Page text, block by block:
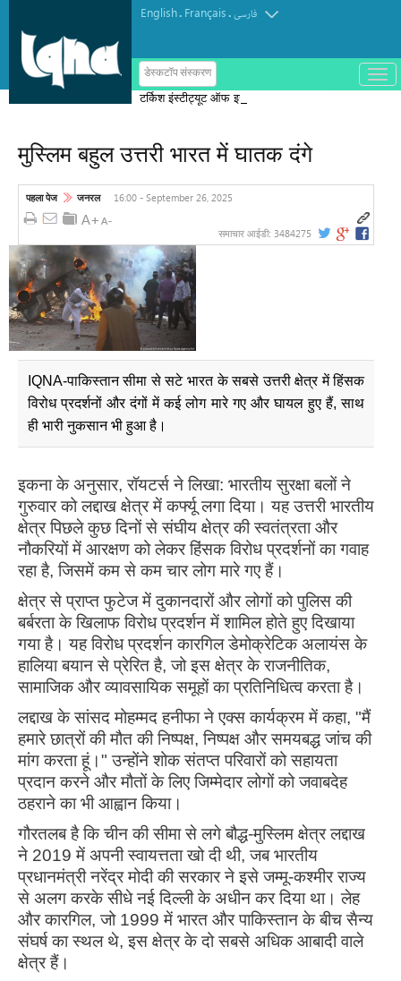
English. Français.فارسی
डेस्कटॉप संस्करण
ب
ا
टर्किश इंस्टीट्यूट ऑफ इस्लामिक थॉट का
मुस्लिम बहुल उत्तरी भारत में घातक दंगे
पहला पेज जनरल 16:00 - September 26, 2025
समाचार आईडी: 3484275
IQNA-पाकिस्तान सीमा से सटे भारत के सबसे उत्तरी क्षेत्र में हिंसक
विरोध प्रदर्शनों और दंगों में कई लोग मारे गए और घायल हुए हैं, साथ
ही भारी नुकसान भी हुआ है।
इकना के अनुसार, रॉयटर्स ने लिखा: भारतीय सुरक्षा बलों ने
गुरुवार को लद्दाख क्षेत्र में कर्फ्यू लगा दिया। यह उत्तरी भारतीय
क्षेत्र पिछले कुछ दिनों से संघीय क्षेत्र की स्वतंत्रता और
नौकरियों में आरक्षण को लेकर हिंसक विरोध प्रदर्शनों का गवाह
रहा है, जिसमें कम से कम चार लोग मारे गए हैं।
क्षेत्र से प्राप्त फुटेज में दुकानदारों और लोगों को पुलिस की
बर्बरता के खिलाफ विरोध प्रदर्शन में शामिल होते हुए दिखाया
गया है। यह विरोध प्रदर्शन कारगिल डेमोक्रेटिक अलायंस के
हालिया बयान से प्रेरित है, जो इस क्षेत्र के राजनीतिक,
सामाजिक और व्यावसायिक समूहों का प्रतिनिधित्व करता है।
लद्दाख के सांसद मोहम्मद हनीफा ने एक्स कार्यक्रम में कहा, "मैं
हमारे छात्रों की मौत की निष्पक्ष, निष्पक्ष और समयबद्ध जांच की
मांग करता हूं।" उन्होंने शोक संतप्त परिवारों को सहायता
प्रदान करने और मौतों के लिए जिम्मेदार लोगों को जवाबदेह
ठहराने का भी आह्वान किया।
गौरतलब है कि चीन की सीमा से लगे बौद्ध-मुस्लिम क्षेत्र लद्दाख
ने 2019 में अपनी स्वायत्तता खो दी थी, जब भारतीय
प्रधानमंत्री नरेंद्र मोदी की सरकार ने इसे जम्मू-कश्मीर राज्य
से अलग करके सीधे नई दिल्ली के अधीन कर दिया था। लेह
और कारगिल, जो 1999 में भारत और पाकिस्तान के बीच सैन्य
संघर्ष का स्थल थे, इस क्षेत्र के दो सबसे अधिक आबादी वाले
क्षेत्र हैं।